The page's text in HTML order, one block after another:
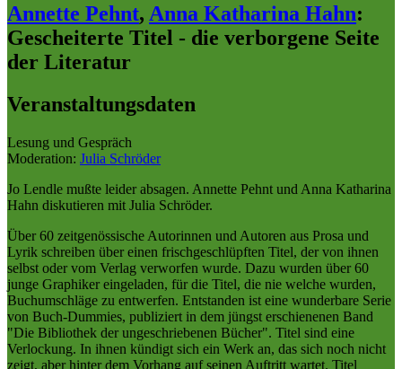
Annette Pehnt, Anna Katharina Hahn:
Gescheiterte Titel - die verborgene Seite
der Literatur
Veranstaltungsdaten
Lesung und Gespräch
Moderation: Julia Schröder
Jo Lendle mußte leider absagen. Annette Pehnt und Anna Katharina
Hahn diskutieren mit Julia Schröder.
Über 60 zeitgenössische Autorinnen und Autoren aus Prosa und
Lyrik schreiben über einen frischgeschlüpften Titel, der von ihnen
selbst oder vom Verlag verworfen wurde. Dazu wurden über 60
junge Graphiker eingeladen, für die Titel, die nie welche wurden,
Buchumschläge zu entwerfen. Entstanden ist eine wunderbare Serie
von Buch-Dummies, publiziert in dem jüngst erschienenen Band
"Die Bibliothek der ungeschriebenen Bücher". Titel sind eine
Verlockung. In ihnen kündigt sich ein Werk an, das sich noch nicht
zeigt, aber hinter dem Vorhang auf seinen Auftritt wartet. Titel